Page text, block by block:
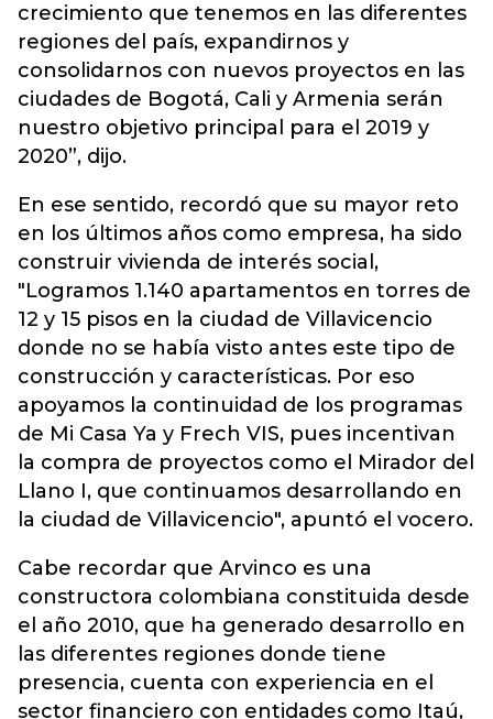
crecimiento que tenemos en las diferentes
regiones del país, expandirnos y
consolidarnos con nuevos proyectos en las
ciudades de Bogotá, Cali y Armenia serán
nuestro objetivo principal para el 2019 y
2020”, dijo.
En ese sentido, recordó que su mayor reto
en los últimos años como empresa, ha sido
construir vivienda de interés social,
"Logramos 1.140 apartamentos en torres de
12 y 15 pisos en la ciudad de Villavicencio
donde no se había visto antes este tipo de
construcción y características. Por eso
apoyamos la continuidad de los programas
de Mi Casa Ya y Frech VIS, pues incentivan
la compra de proyectos como el Mirador del
Llano I, que continuamos desarrollando en
la ciudad de Villavicencio", apuntó el vocero.
Cabe recordar que Arvinco es una
constructora colombiana constituida desde
el año 2010, que ha generado desarrollo en
las diferentes regiones donde tiene
presencia, cuenta con experiencia en el
sector financiero con entidades como Itaú,